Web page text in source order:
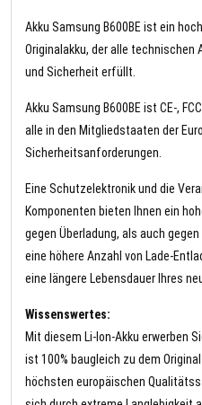
Akku Samsung B600BE ist ein
Originalakku, der alle
und Sicherheit erfüllt.
Akku Samsung B600BE ist CE-,
alle in den Mitgliedstaaten der
Sicherheitsanforderungen.
Eine Schutzelektronik und die
Komponenten bieten Ihnen ein
gegen Überladung, als auch
eine höhere Anzahl von Lade-
eine längere Lebensdauer Ihres
Wissenswertes:
Mit diesem Li-Ion-Akku erwerben
ist 100% baugleich zu dem
höchsten europäischen